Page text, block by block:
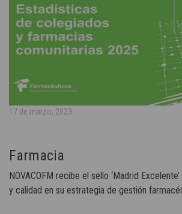
17 de marzo, 2023
Farmacia
NOVACOFM recibe el sello ‘Madrid
y calidad en su estrategia de gestión